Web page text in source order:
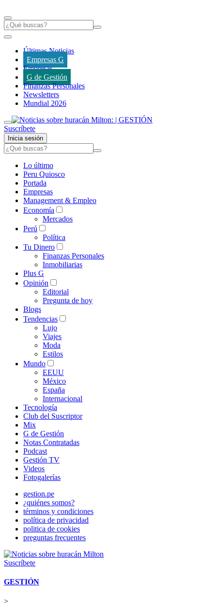
Últimas Noticias
Empresas G
Empresas
G de Gestión
Finanzas Personales
Newsletters
Mundial 2026
Suscríbete
Inicia sesión
Lo último
Peru Quiosco
Portada
Empresas
Management & Empleo
Economía
Mercados
Perú
Política
Tu Dinero
Finanzas Personales
Inmobiliarias
Plus G
Opinión
Editorial
Pregunta de hoy
Blogs
Tendencias
Lujo
Viajes
Moda
Estilos
Mundo
EEUU
México
España
Internacional
Tecnología
Club del Suscriptor
Mix
G de Gestión
Notas Contratadas
Podcast
Gestión TV
Videos
Fotogalerías
gestion.pe
¿quiénes somos?
términos y condiciones
política de privacidad
politica de cookies
preguntas frecuentes
Suscríbete
GESTIÓN
>